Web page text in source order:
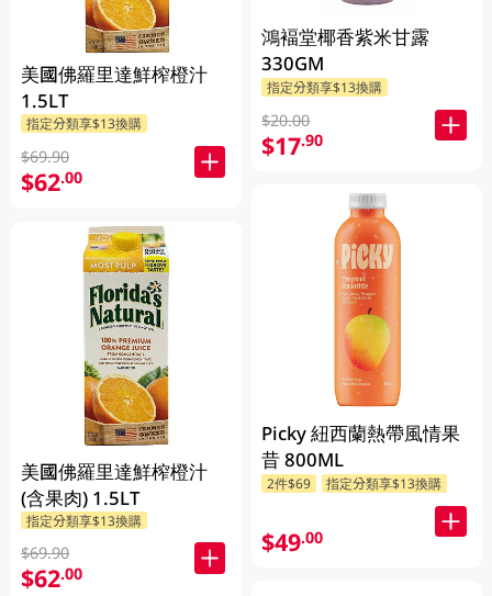
美國佛羅里達鮮榨橙汁
1.5LT
指定分類享$13換購
$69.90
$62.00
美國佛羅里達鮮榨橙汁
(含果肉) 1.5LT
指定分類享$13換購
$69.90
$62.00
鴻褔堂椰香紫米甘露
330GM
指定分類享$13換購
$20.00
$17.90
Picky 紐西蘭熱帶風情果
昔 800ML
2件$69 指定分類享$13換購
$49.00